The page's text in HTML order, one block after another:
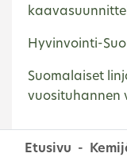
Hyvinvointi-
Suomalaiset
vuosituhannen
Etusivu